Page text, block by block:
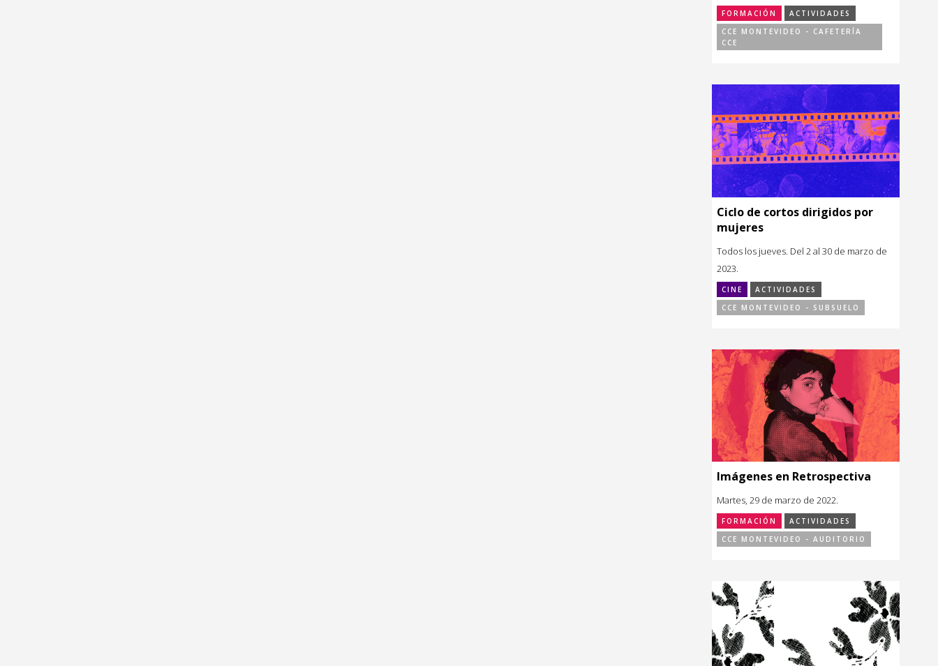
FORMACIÓN
ACTIVIDADES
CCE MONTEVIDEO - CAFETERÍA
CCE
Ciclo de cortos dirigidos por
mujeres
Todos los jueves. Del 2 al 30 de marzo de
2023.
CINE
ACTIVIDADES
CCE MONTEVIDEO - SUBSUELO
Imágenes en Retrospectiva
Martes, 29 de marzo de 2022.
FORMACIÓN
ACTIVIDADES
CCE MONTEVIDEO - AUDITORIO